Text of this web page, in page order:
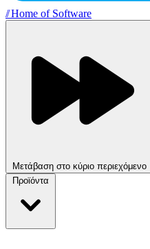
//Home of Software
Μετάβαση στο κύριο περιεχόμενο
Προϊόντα